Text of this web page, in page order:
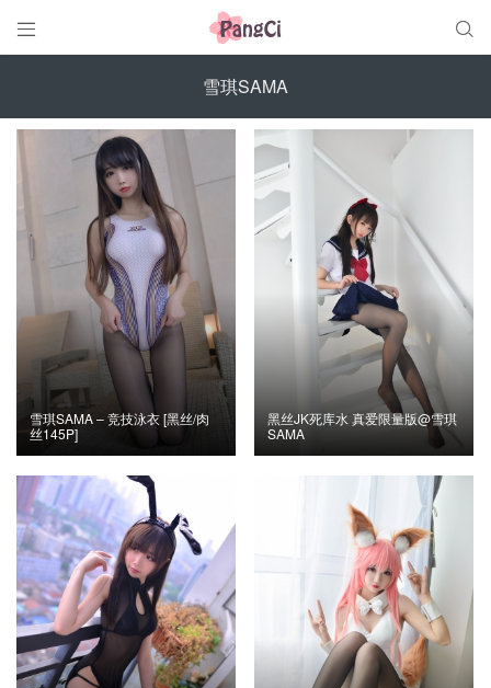
 
雪琪SAMA
雪琪SAMA – 竞技泳衣 [黑丝/肉
丝145P]
黑丝JK死库水 真爱限量版@雪琪
SAMA